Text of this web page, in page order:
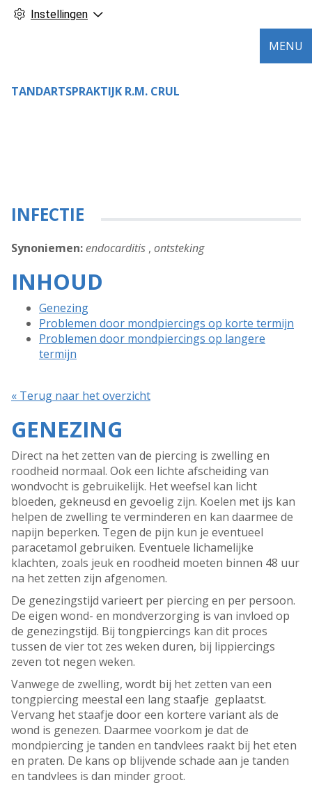
Instellingen
TANDARTSPRAKTIJK R.M. CRUL
MENU
INFECTIE
Synoniemen:endocarditis , ontsteking
INHOUD
Genezing
Problemen door mondpiercings op korte termijn
Problemen door mondpiercings op langere
termijn
« Terug naar het overzicht
GENEZING
Direct na het zetten van de piercing is zwelling en
roodheid normaal. Ook een lichte afscheiding van
wondvocht is gebruikelijk. Het weefsel kan licht
bloeden, gekneusd en gevoelig zijn. Koelen met ijs kan
helpen de zwelling te verminderen en kan daarmee de
napijn beperken. Tegen de pijn kun je eventueel
paracetamol gebruiken. Eventuele lichamelijke
klachten, zoals jeuk en roodheid moeten binnen 48 uur
na het zetten zijn afgenomen.
De genezingstijd varieert per piercing en per persoon.
De eigen wond- en mondverzorging is van invloed op
de genezingstijd. Bij tongpiercings kan dit proces
tussen de vier tot zes weken duren, bij lippiercings
zeven tot negen weken.
Vanwege de zwelling, wordt bij het zetten van een
tongpiercing meestal een lang staafje geplaatst.
Vervang het staafje door een kortere variant als de
wond is genezen. Daarmee voorkom je dat de
mondpiercing je tanden en tandvlees raakt bij het eten
en praten. De kans op blijvende schade aan je tanden
en tandvlees is dan minder groot.